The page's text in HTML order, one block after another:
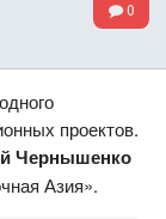
0
проектов.
Чернышенко
Азия».